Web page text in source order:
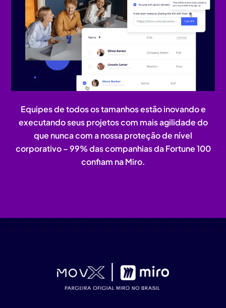
Equipes de todos os tamanhos estão inovando e
executando seus projetos com mais agilidade do
que nunca com a nossa proteção de nível
corporativo – 99% das companhias da Fortune 100
confiam na Miro.